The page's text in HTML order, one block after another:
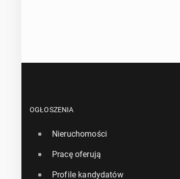
OGŁOSZENIA
Nieruchomości
Pracę oferują
Profile kandydatów